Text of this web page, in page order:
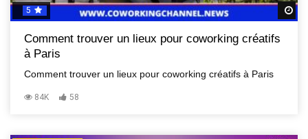
5
Comment trouver un lieux pour coworking créatifs
à Paris
Comment trouver un lieux pour coworking créatifs à Paris
84K 58